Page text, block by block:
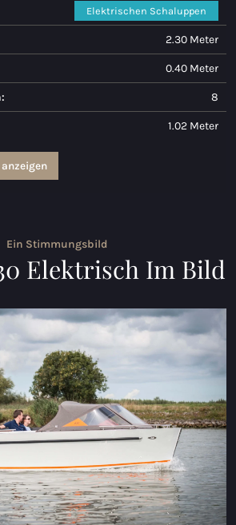
Elektrischen Schaluppen
2.30 Meter
0.40 Meter
8
1.02 Meter
Ein Stimmungsbild
Elektrisch Im Bild